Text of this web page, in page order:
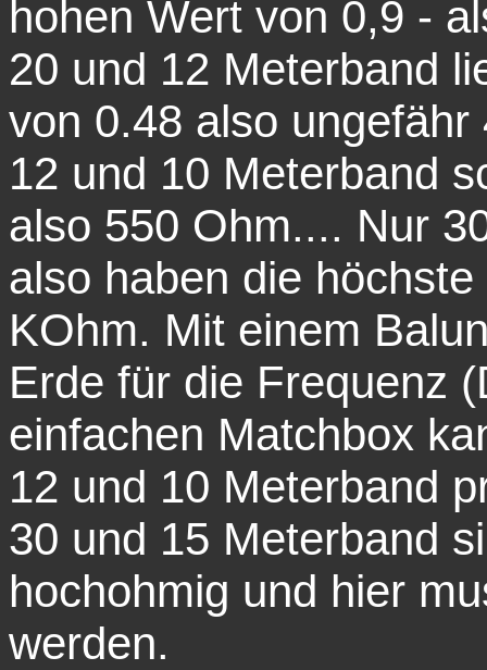
hohen Wert von 0,9 -
20 und 12 Meterband
von 0.48 also
12 und 10 Meterband
also 550 Ohm.... Nur
also haben die
KOhm. Mit einem
Erde für die Frequenz
einfachen Matchbox
12 und 10 Meterband
30 und 15 Meterband
hochohmig und hier
werden.